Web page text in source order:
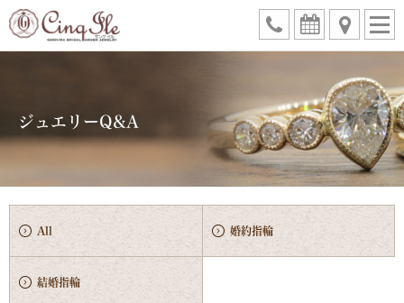
ジュエリーQ&A
All 婚約指輪
結婚指輪